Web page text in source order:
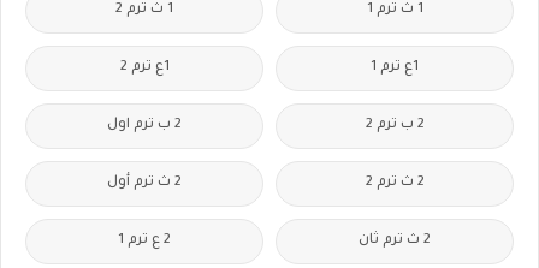
1 ث ترم 1 1 ث ترم 2
1ع ترم 1 1ع ترم 2
2 ب ترم 2 2 ب ترم اول
2 ث ترم 2 2 ث ترم أول
2 ث ترم ثان 2 ع ترم 1